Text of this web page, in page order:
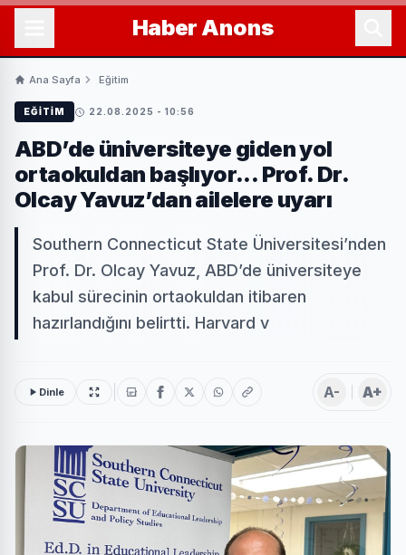
Haber Anons
Ana Sayfa Eğitim
EĞITIM 22.08.2025 - 10:56
ABD’de üniversiteye giden yol
ortaokuldan başlıyor... Prof. Dr.
Olcay Yavuz’dan ailelere uyarı
Southern Connecticut State Üniversitesi’nden
Prof. Dr. Olcay Yavuz, ABD’de üniversiteye
kabul sürecinin ortaokuldan itibaren
hazırlandığını belirtti. Harvard v
Dinle A- A+